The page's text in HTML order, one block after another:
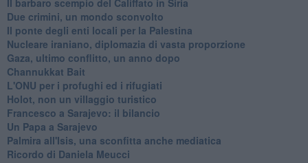
Due crimini, un mondo sconvolto
Il ponte degli enti locali per la Palestina
Nucleare iraniano, diplomazia di vasta proporzione
Gaza, ultimo conflitto, un anno dopo
Channukkat Bait
L'ONU per i profughi ed i rifugiati
Holot, non un villaggio turistico
Francesco a Sarajevo: il bilancio
Un Papa a Sarajevo
Palmira all'Isis, una sconfitta anche mediatica
Ricordo di Daniela Meucci